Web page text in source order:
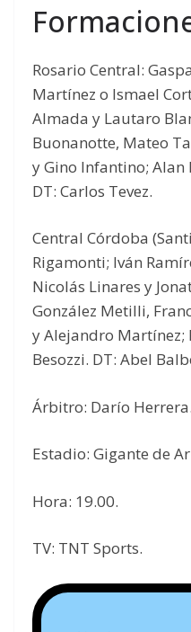
Rosario Central:
Martínez o Ismael
Almada y Lautaro
Buonanotte, Mateo
y Gino Infantino;
DT: Carlos Tevez.
Central Córdoba
Rigamonti; Iván
Nicolás Linares y
González Metilli,
y Alejandro Martínez;
Besozzi. DT: Abel
Árbitro: Darío Herrera.
Estadio: Gigante de
Hora: 19.00.
TV: TNT Sports.